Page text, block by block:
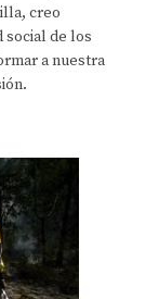
creo
de los
a nuestra